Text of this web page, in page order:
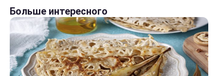
Больше интересного